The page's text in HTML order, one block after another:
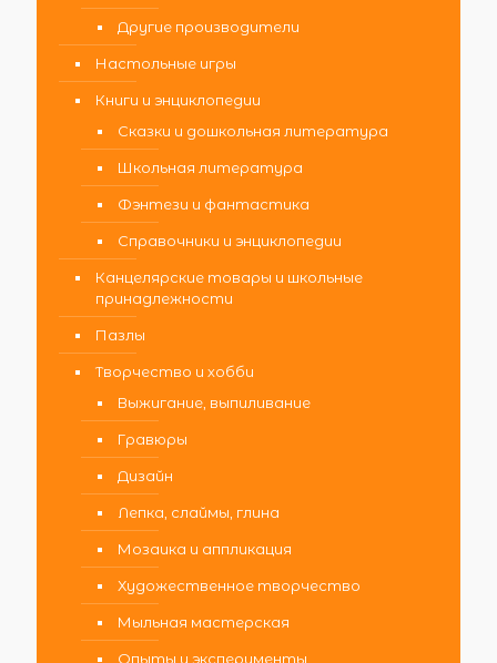
Другие производители
Настольные игры
Книги и энциклопедии
Сказки и дошкольная литература
Школьная литература
Фэнтези и фантастика
Справочники и энциклопедии
Канцелярские товары и школьные
принадлежности
Пазлы
Творчество и хобби
Выжигание, выпиливание
Гравюры
Дизайн
Лепка, слаймы, глина
Мозаика и аппликация
Художественное творчество
Мыльная мастерская
Опыты и эксперименты